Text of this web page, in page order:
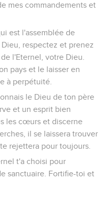
mes commandements et
est l'assemblée de
respectez et prenez
l'Eternel, votre Dieu.
pays et le laisser en
à perpétuité.
le Dieu de ton père
et un esprit bien
les cœurs et discerne
il se laissera trouver
rejettera pour toujours.
t'a choisi pour
sanctuaire. Fortifie-toi et